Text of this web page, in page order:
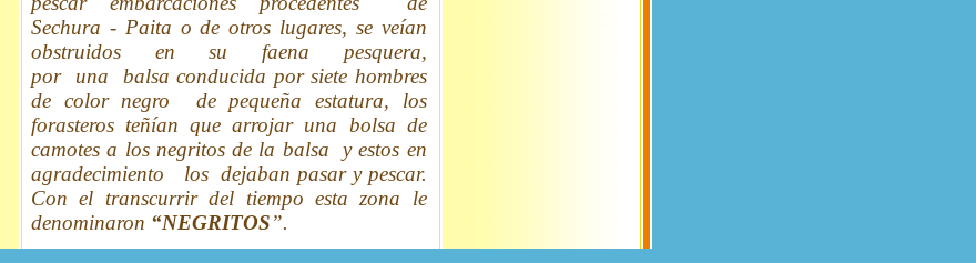
Sechura - Paita o de otros lugares, se veían
obstruidos en su faena pesquera,
por una balsa conducida por siete hombres
de color negro de pequeña estatura, los
forasteros teñían que arrojar una bolsa de
camotes a los negritos de la balsa y estos en
agradecimiento los dejaban pasar y pescar.
Con el transcurrir del tiempo esta zona le
denominaron “NEGRITOS”.